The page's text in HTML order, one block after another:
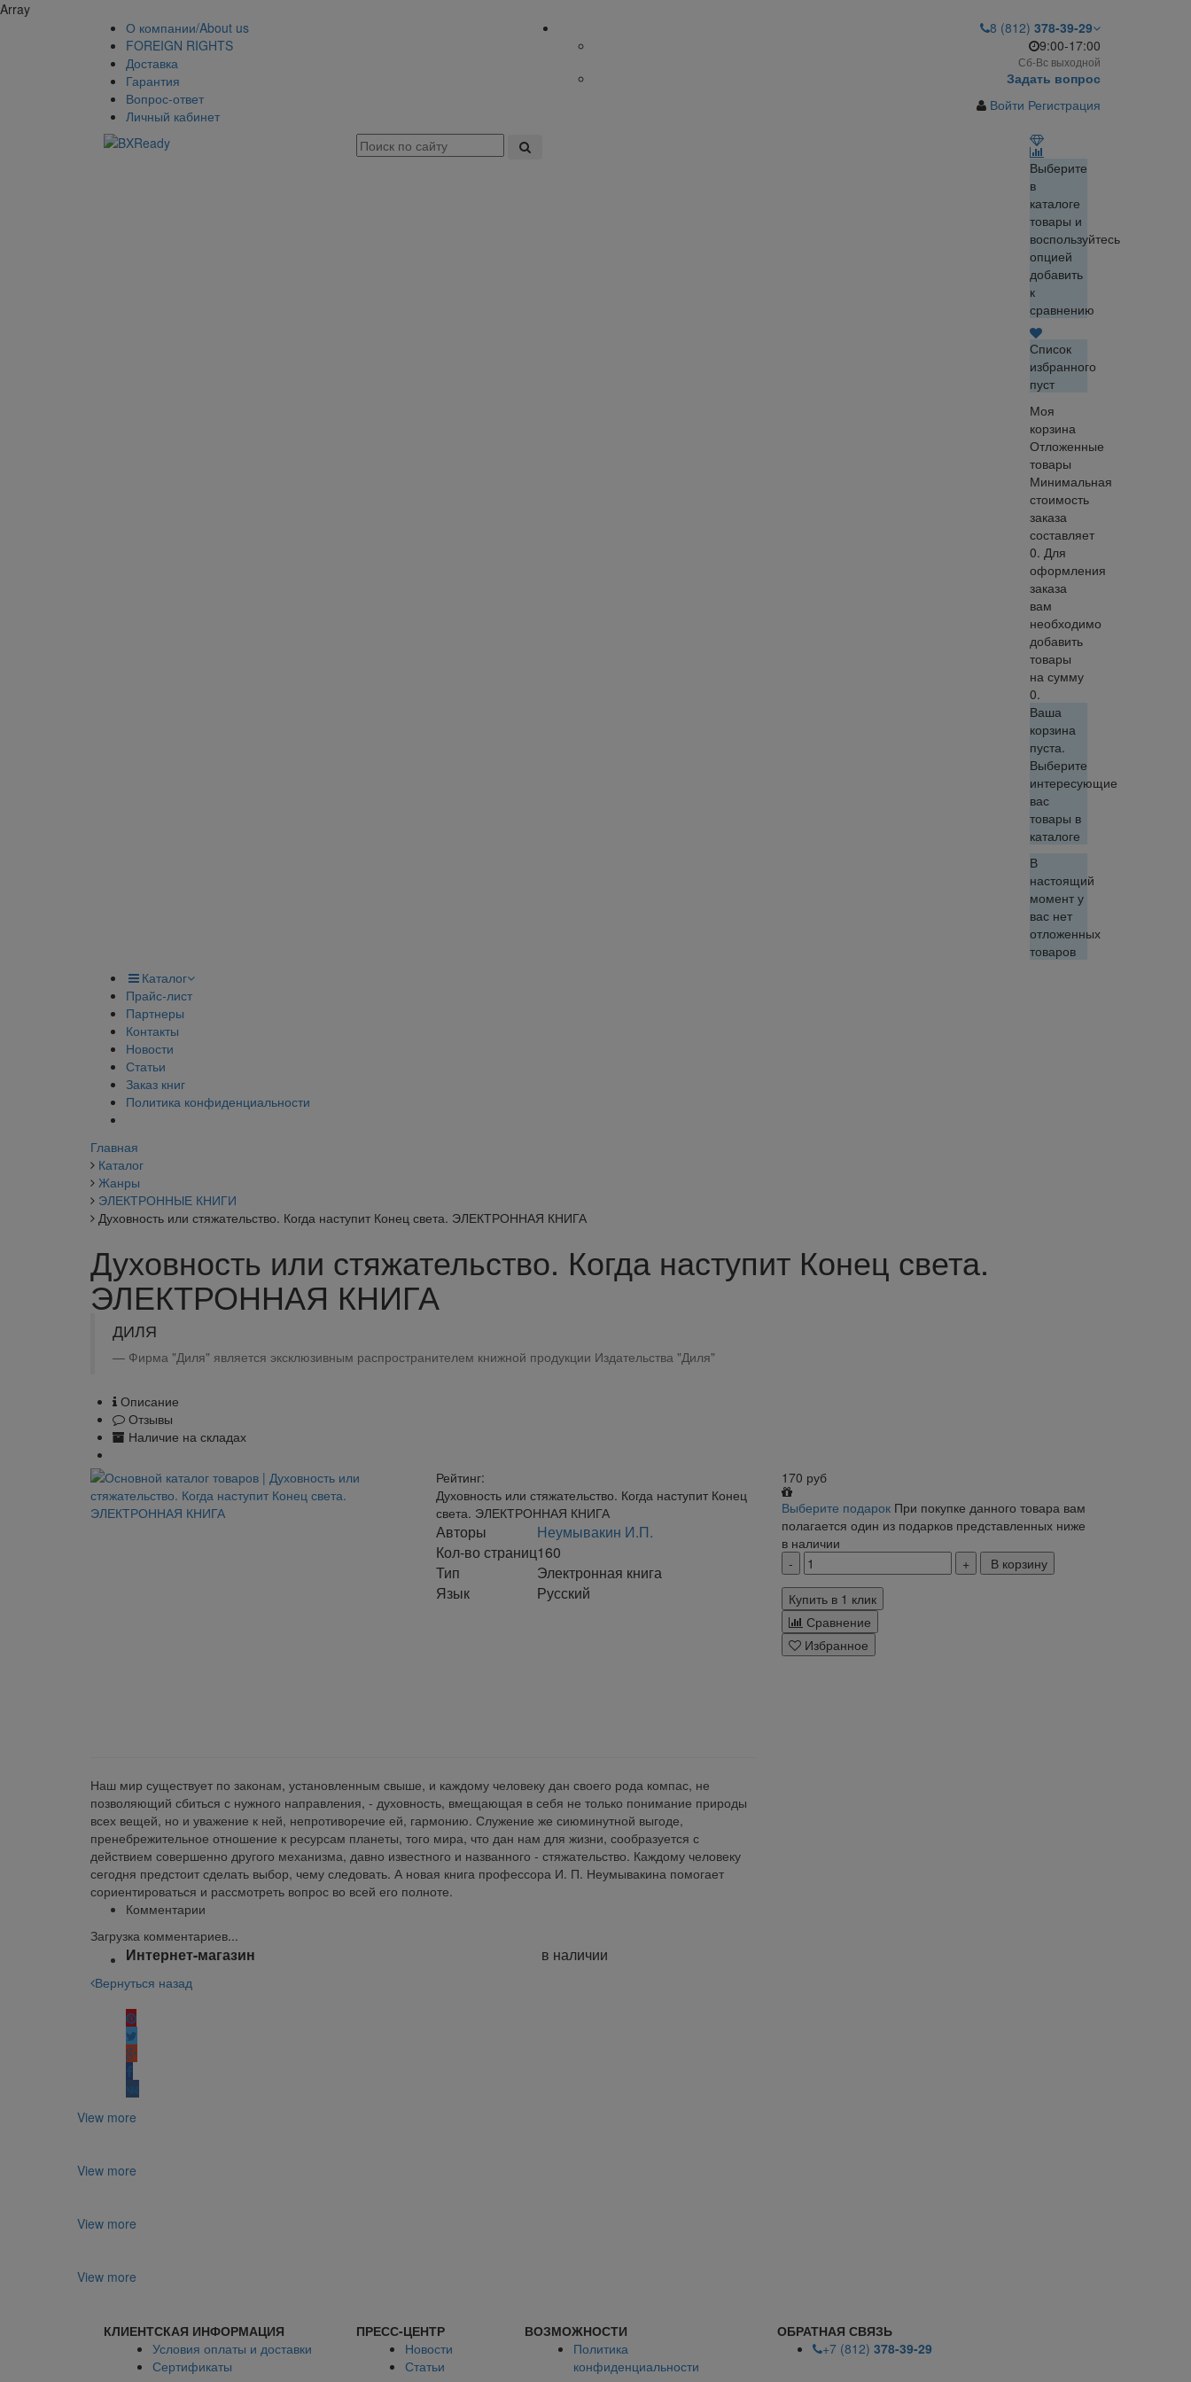
Array
О компании/About us
FOREIGN RIGHTS
Доставка
Гарантия
Вопрос-ответ
Личный кабинет
8 (812) 378-39-29
9:00-17:00
Сб-Вс выходной
Задать вопрос
Войти Регистрация
Выберите
в
каталоге
товары и
воспользуйтесь
опцией
добавить
к
сравнению
Список
избранного
пуст
Моя
корзина
Отложенные
товары
Минимальная
стоимость
заказа
составляет
0. Для
оформления
заказа
вам
необходимо
добавить
товары
на сумму
0.
Ваша
корзина
пуста.
Выберите
интересующие
вас
товары в
каталоге
В
настоящий
момент у
вас нет
отложенных
товаров
Каталог
Прайс-лист
Партнеры
Контакты
Новости
Статьи
Заказ книг
Политика конфиденциальности
Главная
Каталог
Жанры
ЭЛЕКТРОННЫЕ КНИГИ
Духовность или стяжательство. Когда наступит Конец света. ЭЛЕКТРОННАЯ КНИГА
Духовность или стяжательство. Когда наступит Конец света.
ЭЛЕКТРОННАЯ КНИГА
ДИЛЯ
Фирма "Диля" является эксклюзивным распространителем книжной продукции Издательства "Диля"
Описание
Отзывы
Наличие на складах
Рейтинг:
Духовность или стяжательство. Когда наступит Конец
света. ЭЛЕКТРОННАЯ КНИГА
Авторы
Неумывакин И.П.
Кол-во страниц160
Тип
Электронная книга
Язык
Русский
170 руб
Выберите подарок При покупке данного товара вам
полагается один из подарков представленных ниже
в наличии
В корзину
Купить в 1 клик
Сравнение
Избранное
Наш мир существует по законам, установленным свыше, и каждому человеку дан своего рода компас, не
позволяющий сбиться с нужного направления, - духовность, вмещающая в себя не только понимание природы
всех вещей, но и уважение к ней, непротиворечие ей, гармонию. Служение же сиюминутной выгоде,
пренебрежительное отношение к ресурсам планеты, того мира, что дан нам для жизни, сообразуется с
действием совершенно другого механизма, давно известного и названного - стяжательство. Каждому человеку
сегодня предстоит сделать выбор, чему следовать. А новая книга профессора И. П. Неумывакина помогает
сориентироваться и рассмотреть вопрос во всей его полноте.
Комментарии
Загрузка комментариев...
Интернет-магазин в наличии
Вернуться назад
View more
View more
View more
View more
КЛИЕНТСКАЯ ИНФОРМАЦИЯ ПРЕСС-ЦЕНТР ВОЗМОЖНОСТИ
ОБРАТНАЯ СВЯЗЬ
Условия оплаты и доставки
Сертификаты
Новости
Статьи
Политика
конфиденциальности
+7 (812) 378-39-29